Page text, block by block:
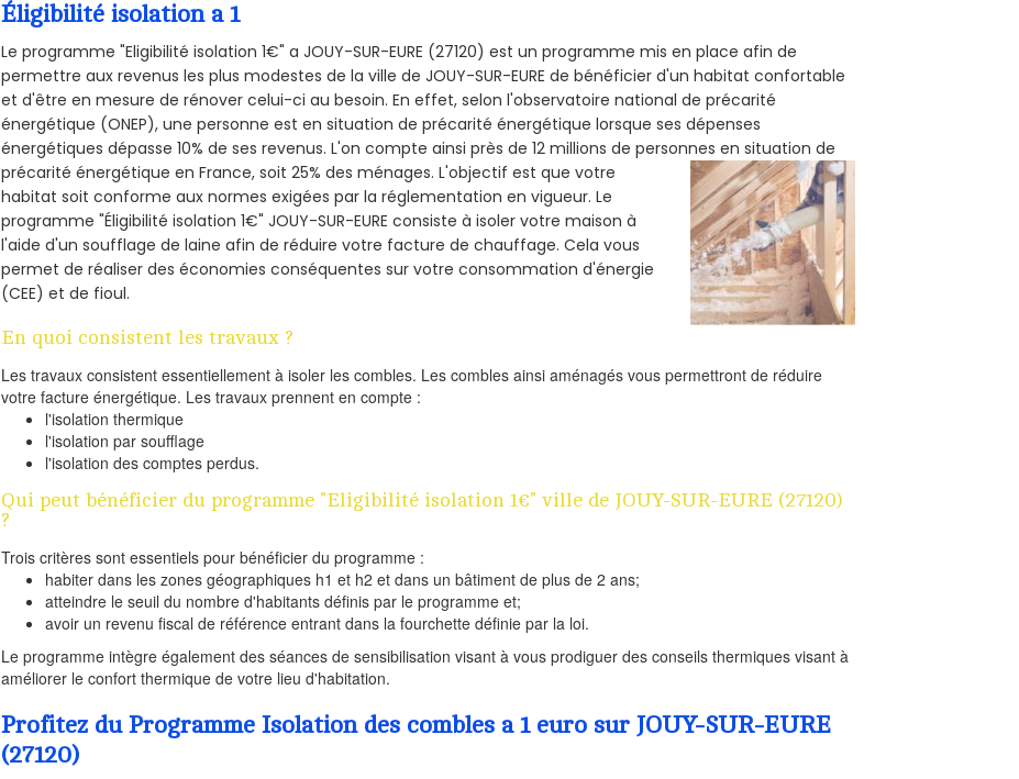
Éligibilité isolation a 1
Le programme "Eligibilité isolation 1€" a JOUY-SUR-EURE (27120) est un programme mis en place afin de
permettre aux revenus les plus modestes de la ville de JOUY-SUR-EURE de bénéficier d'un habitat confortable
et d'être en mesure de rénover celui-ci au besoin. En effet, selon l'observatoire national de précarité
énergétique (ONEP), une personne est en situation de précarité énergétique lorsque ses dépenses
énergétiques dépasse 10% de ses revenus. L'on compte ainsi près de 12 millions de personnes en situation de
précarité énergétique en France, soit 25% des ménages.L'objectif est que votre
habitat soit conforme aux normes exigées par la réglementation en vigueur. Le
programme "Éligibilité isolation 1€" JOUY-SUR-EURE consiste à isoler votre maison à
l'aide d'un soufflage de laine afin de réduire votre facture de chauffage. Cela vous
permet de réaliser des économies conséquentes sur votre consommation d'énergie
(CEE) et de fioul.
En quoi consistent les travaux ?
Les travaux consistent essentiellement à isoler les combles. Les combles ainsi aménagés vous permettront de réduire
votre facture énergétique. Les travaux prennent en compte :
l'isolation thermique
l'isolation par soufflage
l'isolation des comptes perdus.
Qui peut bénéficier du programme "Eligibilité isolation 1€" ville de JOUY-SUR-EURE (27120)
?
Trois critères sont essentiels pour bénéficier du programme :
habiter dans les zones géographiques h1 et h2 et dans un bâtiment de plus de 2 ans;
atteindre le seuil du nombre d'habitants définis par le programme et;
avoir un revenu fiscal de référence entrant dans la fourchette définie par la loi.
Le programme intègre également des séances de sensibilisation visant à vous prodiguer des conseils thermiques visant à
améliorer le confort thermique de votre lieu d'habitation.
Profitez du Programme Isolation des combles a 1 euro sur JOUY-SUR-EURE
(27120)